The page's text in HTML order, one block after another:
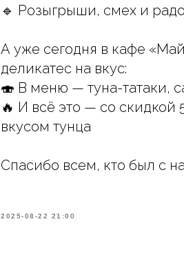
🔹 Розыгрыши, смех и
А уже сегодня в кафе
деликатес на вкус:
🍣 В меню — туна-татаки,
🔥 И всё это — со скидкой
вкусом тунца
Спасибо всем, кто был с
2025-08-22 21:00